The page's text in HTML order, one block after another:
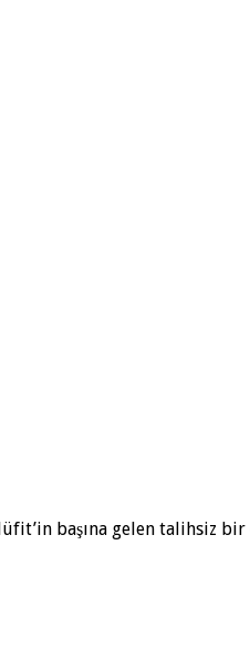
başına gelen talihsiz